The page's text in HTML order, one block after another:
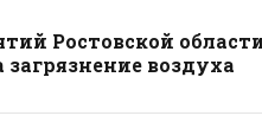
Ростовской
воздуха